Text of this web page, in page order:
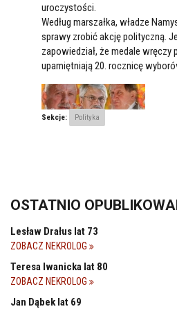
uroczystości.
Według marszałka, władze
sprawy zrobić akcję polityczną.
zapowiedział, że medale wręczy
upamiętniają 20. rocznicę
Sekcje:
Polityka
OSTATNIO
Lesław Drałus lat 73
ZOBACZ NEKROLOG
Teresa Iwanicka lat 80
ZOBACZ NEKROLOG
Jan Dąbek lat 69